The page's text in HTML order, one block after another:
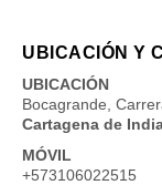
UBICACIÓN Y
UBICACIÓN
Bocagrande,
Cartagena de
MÓVIL
+573106022515